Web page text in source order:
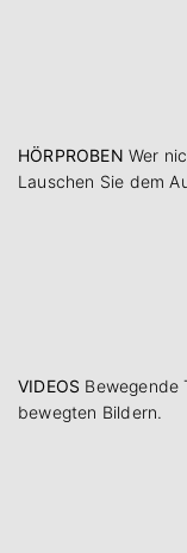
HÖRPROBEN Wer
Lauschen Sie dem
VIDEOS Bewegende
bewegten Bildern.